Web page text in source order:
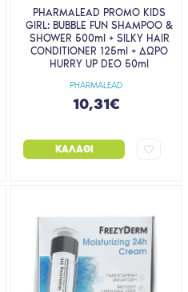
PHARMALEAD
PHARMALEAD PROMO KIDS
GIRL: BUBBLE FUN SHAMPOO &
SHOWER 500ml + SILKY HAIR
CONDITIONER 125ml + ΔΩΡΟ
HURRY UP DEO 50ml
10,31€
ΚΑΛΆΘΙ